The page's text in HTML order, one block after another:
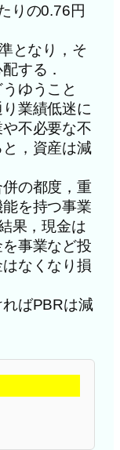
りの0.76円
となり，そ
する．
ゆうこと
業績低迷に
不必要な不
，資産は減
の都度，重
を持つ事業
果，現金は
事業など投
なくなり損
ばPBRは減